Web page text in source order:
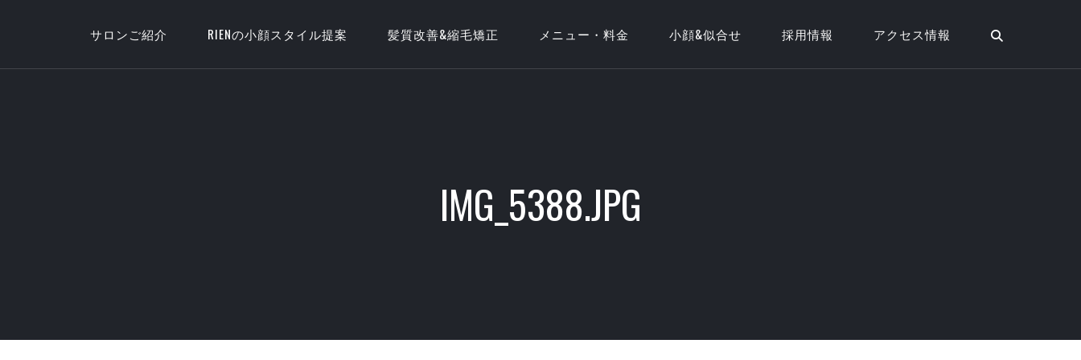
サロンご紹介 RIENの小顔スタイル提案 髪質改善&縮毛矯正 メニュー・料金 小顔&似合せ 採用情報 アクセス情報
IMG_5388.JPG